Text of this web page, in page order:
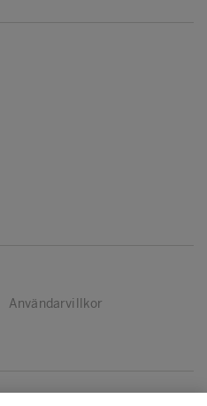
Användarvillkor